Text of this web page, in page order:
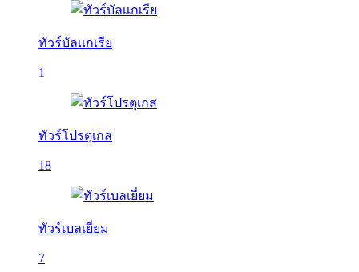
ทัวร์บัลเเกเรีย
1
ทัวร์โปรตุเกส
18
ทัวร์เบลเยี่ยม
7